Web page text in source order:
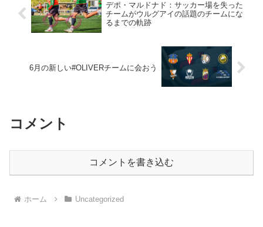
デポ・マルドナド：サッカー場を失った
チームがウルグアイの話題のチームにな
るまでの軌跡
6月の新しい#OLIVERチームに会おう
コメント
コメントを書き込む
ホーム Uncategorized